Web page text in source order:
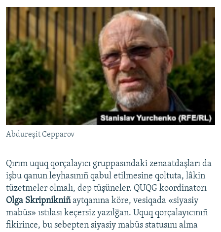
Abdureşit Cepparov
Qırım uquq qorçalayıcı gruppasındaki zenaatdaşları da
işbu qanun leyhasınıñ qabul etilmesine qoltuta, lâkin
tüzetmeler olmalı, dep tüşüneler. QUQG koordinatorı
Olga Skripnikniñaytqanına köre, vesiqada «siyasiy
mabüs» ıstılası keçersiz yazılğan. Uquq qorçalayıcınıñ
fikirince, bu sebepten siyasiy mabüs statusını alma